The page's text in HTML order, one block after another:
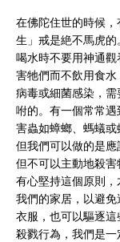
在佛陀住世的時候
生」戒是絶不馬虎
喝水時不要用神通
害牠們而不飲用食
病毒或細菌感染，
咐的。有一個常常
害蟲如蟑螂、螞蟻
但我們可以做的是
但不可以主動地殺
有心堅持這個原則
我們的家居，以避
衣服，也可以驅逐
殺戮行為，我們是